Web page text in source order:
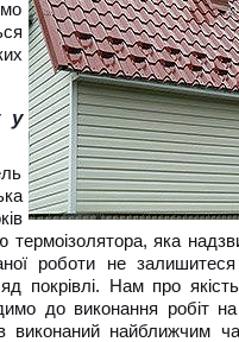
у
термоізолятора, яка
роботи не
покрівлі. Нам про
до виконання робіт
виконаний найближчим